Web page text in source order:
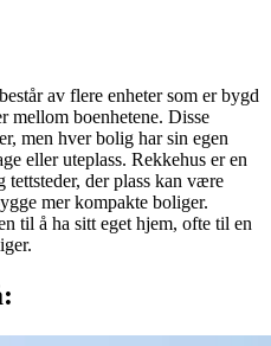
av flere enheter som er bygd
mellom boenhetene. Disse
men hver bolig har sin egen
eller uteplass. Rekkehus er en
der plass kan være
mer kompakte boliger.
til å ha sitt eget hjem, ofte til en